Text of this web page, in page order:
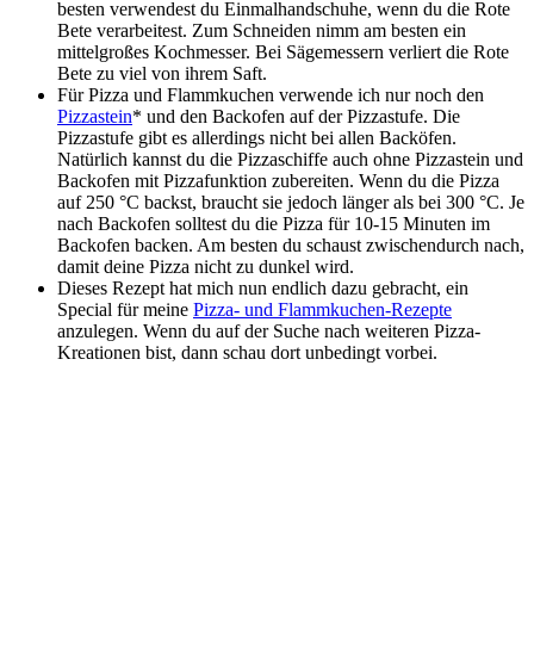
besten verwendest du Einmalhandschuhe, wenn du die Rote
Bete verarbeitest. Zum Schneiden nimm am besten ein
mittelgroßes Kochmesser. Bei Sägemessern verliert die Rote
Bete zu viel von ihrem Saft.
Für Pizza und Flammkuchen verwende ich nur noch den
Pizzastein* und den Backofen auf der Pizzastufe. Die
Pizzastufe gibt es allerdings nicht bei allen Backöfen.
Natürlich kannst du die Pizzaschiffe auch ohne Pizzastein und
Backofen mit Pizzafunktion zubereiten. Wenn du die Pizza
auf 250 °C backst, braucht sie jedoch länger als bei 300 °C. Je
nach Backofen solltest du die Pizza für 10-15 Minuten im
Backofen backen. Am besten du schaust zwischendurch nach,
damit deine Pizza nicht zu dunkel wird.
Dieses Rezept hat mich nun endlich dazu gebracht, ein
Special für meine Pizza- und Flammkuchen-Rezepte
anzulegen. Wenn du auf der Suche nach weiteren Pizza-
Kreationen bist, dann schau dort unbedingt vorbei.